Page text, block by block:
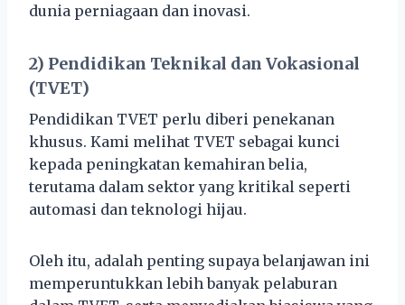
dunia perniagaan dan inovasi.
2) Pendidikan Teknikal dan Vokasional
(TVET)
Pendidikan TVET perlu diberi penekanan
khusus. Kami melihat TVET sebagai kunci
kepada peningkatan kemahiran belia,
terutama dalam sektor yang kritikal seperti
automasi dan teknologi hijau.
Oleh itu, adalah penting supaya belanjawan ini
memperuntukkan lebih banyak pelaburan